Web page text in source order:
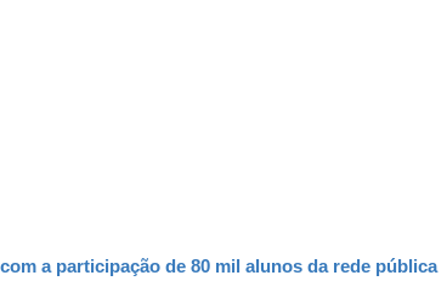
a participação de 80 mil alunos da rede pública